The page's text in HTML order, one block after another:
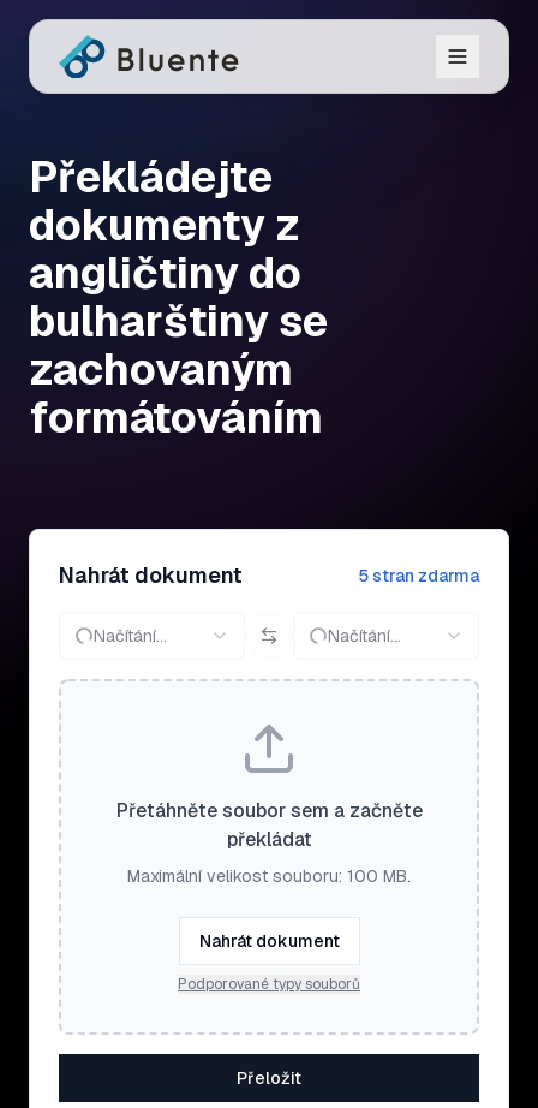
Překládejte
dokumenty z
angličtiny do
bulharštiny se
zachovaným
formátováním
Nahrát dokument 5 stran zdarma
Načítání… Načítání…
Přetáhněte soubor sem a začněte
překládat
Maximální velikost souboru: 100 MB.
Nahrát dokument
Podporované typy souborů
Přeložit